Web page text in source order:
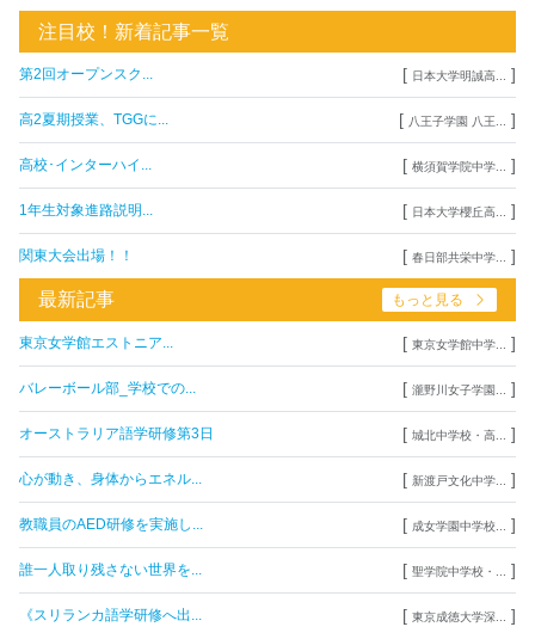
注目校！新着記事一覧
第2回オープンスク... [ 日本大学明誠高... ]
高2夏期授業、TGGに... [ 八王子学園 八王... ]
高校･インターハイ... [ 横須賀学院中学... ]
1年生対象進路説明... [ 日本大学櫻丘高... ]
関東大会出場！！ [ 春日部共栄中学... ]
最新記事 もっと見る
東京女学館エストニア... [ 東京女学館中学... ]
バレーボール部_学校での... [ 瀧野川女子学園... ]
オーストラリア語学研修第3日 [ 城北中学校・高... ]
心が動き、身体からエネル... [ 新渡戸文化中学... ]
教職員のAED研修を実施し... [ 成女学園中学校... ]
誰一人取り残さない世界を... [ 聖学院中学校・... ]
《スリランカ語学研修へ出... [ 東京成徳大学深... ]